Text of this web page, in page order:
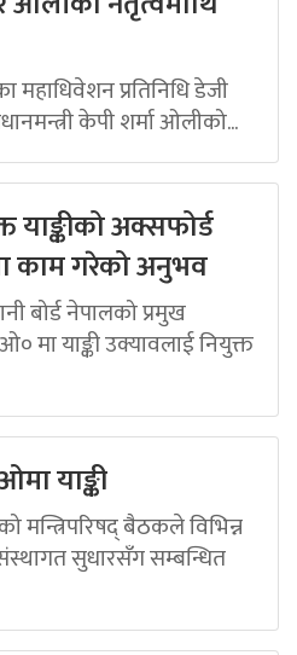
प्रतिनिधि डेजी
केपी शर्मा ओलीको...
याङ्कीको अक्सफोर्ड
काम गरेको अनुभव
बोर्ड नेपालको प्रमुख
मा याङ्की उक्यावलाई नियुक्त
याङ्की
मन्त्रिपरिषद् बैठकले विभिन्न
सुधारसँग सम्बन्धित